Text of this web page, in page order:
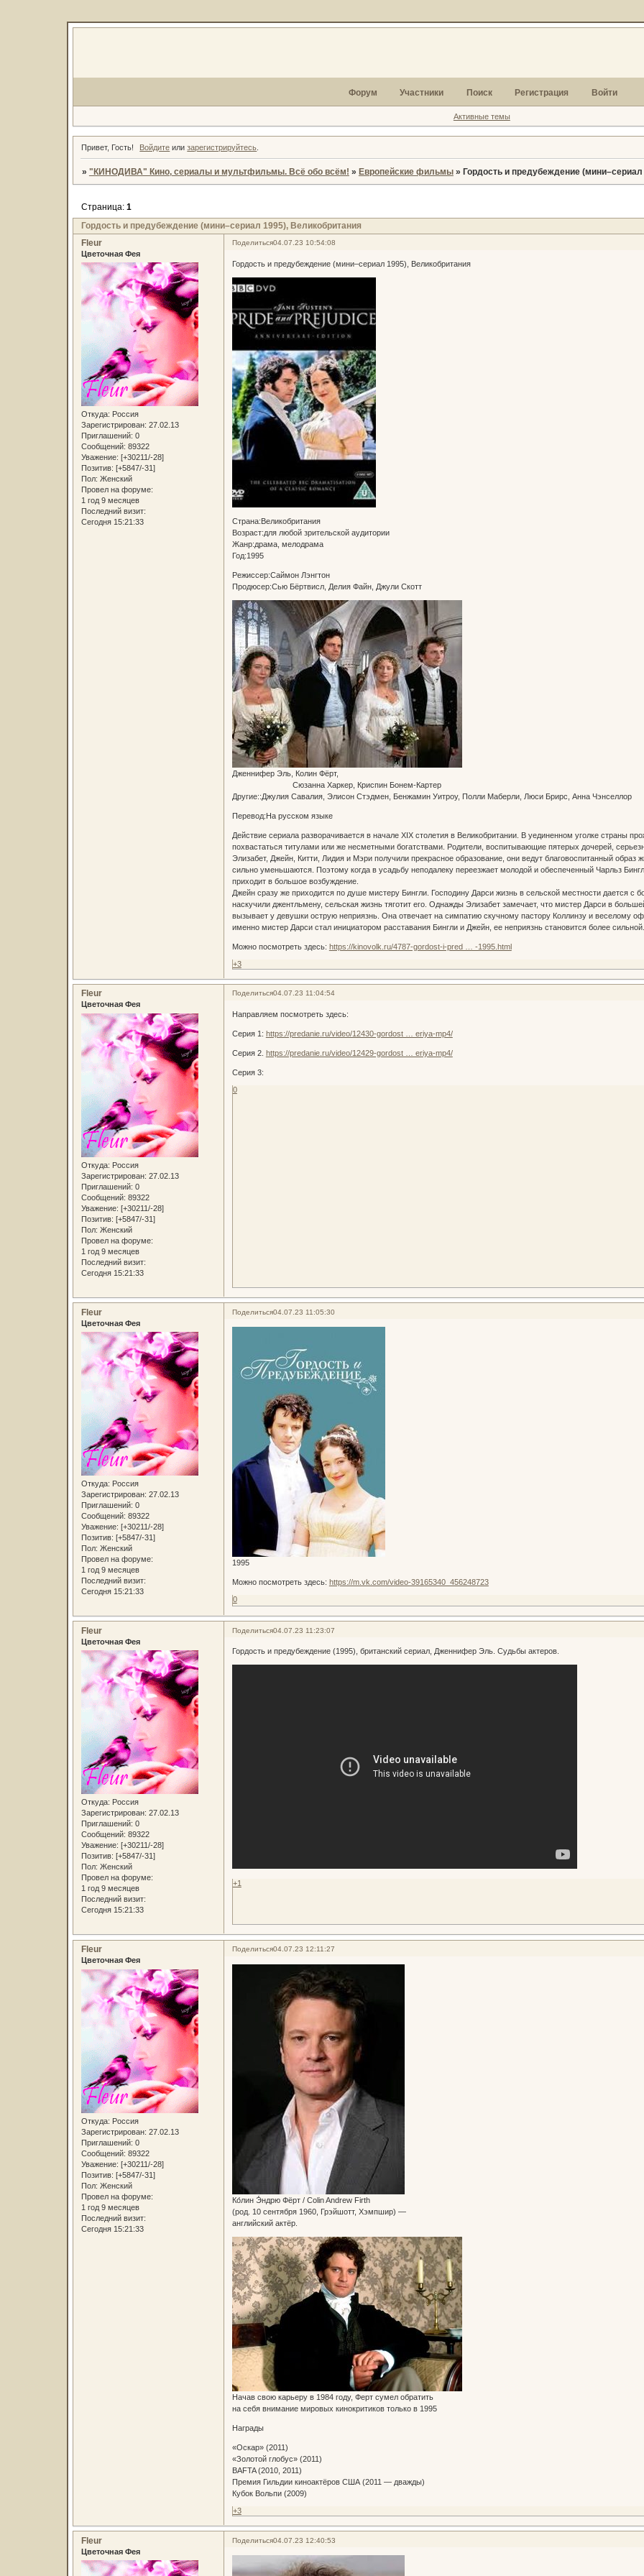
Форум Участники Поиск Регистрация Войти
Активные темы
Привет, Гость! Войдите илизарегистрируйтесь
» "КИНОДИВА" Кино, сериалы и мультфильмы. Всё обо всём! » Европейские фильмы » Гордость и предубеждение
Гордость и предубеждение (мини–сериал 1995), Великобритания
Страница: 1
Поделиться04.07.23 10:54:08
Fleur
Цветочная Фея
Откуда: Россия
Зарегистрирован: 27.02.13
Приглашений: 0
Сообщений: 89322
Уважение: [+30211/-28]
Позитив: [+5847/-31]
Пол: Женский
Провел на форуме:
1 год 9 месяцев
Последний визит:
Сегодня 15:21:33
Гордость и предубеждение (мини–сериал 1995), Великобритания
Страна:Великобритания
Возраст:для любой зрительской аудитории
Жанр:драма, мелодрама
Год:1995
Режиссер:Саймон Лэнгтон
Продюсер:Сью Бёртвисл, Делия Файн, Джули Скотт
Дженнифер Эль, Колин Фёрт,
Сюзанна Харкер, Криспин Бонем-Картер
Другие::Джулия Савалия, Элисон Стэдмен, Бенжамин Уитроу, Полли Маберли, Люси Брирс, Анна Чэнселлор
Перевод:На русском языке
Действие сериала разворачивается в начале XIX столетия в Великобритании. В уединенном уголке страны
похвастаться титулами или же несметными богатствами. Родители, воспитывающие пятерых дочерей,
Элизабет, Джейн, Китти, Лидия и Мэри получили прекрасное образование, они ведут благовоспитанный
сильно уменьшаются. Поэтому когда в усадьбу неподалеку переезжает молодой и обеспеченный Чарльз
приходит в большое возбуждение.
Джейн сразу же приходится по душе мистеру Бингли. Господину Дарси жизнь в сельской местности дается
наскучили джентльмену, сельская жизнь тяготит его. Однажды Элизабет замечает, что мистер Дарси в
вызывает у девушки острую неприязнь. Она отвечает на симпатию скучному пастору Коллинзу и веселому
именно мистер Дарси стал инициатором расставания Бингли и Джейн, ее неприязнь становится более сильной.
Можно посмотреть здесь: https://kinovolk.ru/4787-gordost-i-pred … -1995.html
+3
Поделиться04.07.23 11:04:54
Fleur
Цветочная Фея
Откуда: Россия
Зарегистрирован: 27.02.13
Приглашений: 0
Сообщений: 89322
Уважение: [+30211/-28]
Позитив: [+5847/-31]
Пол: Женский
Провел на форуме:
1 год 9 месяцев
Последний визит:
Сегодня 15:21:33
Направляем посмотреть здесь:
Серия 1: https://predanie.ru/video/12430-gordost … eriya-mp4/
Серия 2. https://predanie.ru/video/12429-gordost … eriya-mp4/
Серия 3:
0
Поделиться04.07.23 11:05:30
Fleur
Цветочная Фея
Откуда: Россия
Зарегистрирован: 27.02.13
Приглашений: 0
Сообщений: 89322
Уважение: [+30211/-28]
Позитив: [+5847/-31]
Пол: Женский
Провел на форуме:
1 год 9 месяцев
Последний визит:
Сегодня 15:21:33
1995
Можно посмотреть здесь: https://m.vk.com/video-39165340_456248723
0
Поделиться04.07.23 11:23:07
Fleur
Цветочная Фея
Откуда: Россия
Зарегистрирован: 27.02.13
Приглашений: 0
Сообщений: 89322
Уважение: [+30211/-28]
Позитив: [+5847/-31]
Пол: Женский
Провел на форуме:
1 год 9 месяцев
Последний визит:
Сегодня 15:21:33
Гордость и предубеждение (1995), британский сериал, Дженнифер Эль. Судьбы актеров.
+1
Поделиться04.07.23 12:11:27
Fleur
Цветочная Фея
Откуда: Россия
Зарегистрирован: 27.02.13
Приглашений: 0
Сообщений: 89322
Уважение: [+30211/-28]
Позитив: [+5847/-31]
Пол: Женский
Провел на форуме:
1 год 9 месяцев
Последний визит:
Сегодня 15:21:33
Ко́лин Э́ндрю Фëрт / Colin Andrew Firth
(род. 10 сентября 1960, Грэйшотт, Хэмпшир) —
английский актёр.
Начав свою карьеру в 1984 году, Ферт сумел обратить
на себя внимание мировых кинокритиков только в 1995
Награды
«Оскар» (2011)
«Золотой глобус» (2011)
BAFTA (2010, 2011)
Премия Гильдии киноактёров США (2011 — дважды)
Кубок Вольпи (2009)
+3
Поделиться04.07.23 12:40:53
Fleur
Цветочная Фея